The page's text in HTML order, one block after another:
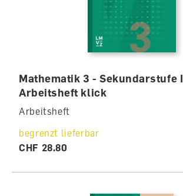
Mathematik 3 - Sekundarstufe I
Arbeitsheft klick
Arbeitsheft
begrenzt lieferbar
CHF 28.80